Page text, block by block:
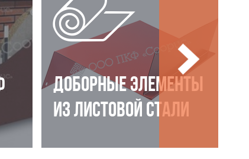
ДОБОРНЫЕ ЭЛЕМЕНТЫ
ИЗ ЛИСТОВОЙ СТАЛИ